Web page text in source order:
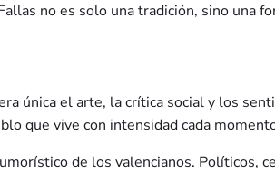
no es solo una tradición, sino una
única el arte, la crítica social y los
que vive con intensidad cada
de los valencianos. Políticos,